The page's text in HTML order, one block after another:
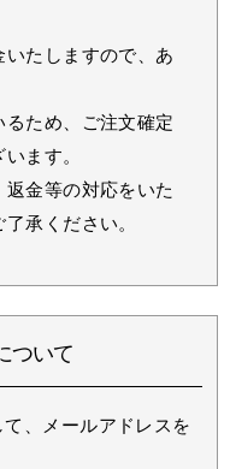
たしますので、あ
るため、ご注文確定
ます。
金等の対応をいた
承ください。
ついて
、メールアドレスを